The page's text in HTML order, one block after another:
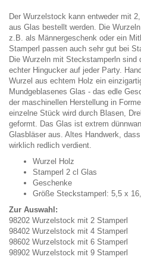
Der Wurzelstock kann entweder mit
aus Glas bestellt werden. Die
z.B. als Männergeschenk oder ein
Stamperl passen auch sehr gut bei
Die Wurzeln mit Steckstamperln sind
echter Hingucker auf jeder Party.
Wurzel aus echtem Holz ein
Mundgeblasenes Glas - das edle
der maschinellen Herstellung in
einzelne Stück wird durch Blasen,
geformt. Das Glas ist extrem
Glasbläser aus. Altes Handwerk,
wirklich redlich verdient.
Wurzel Holz
Stamperl 2 cl Glas
Geschenke
Größe Steckstamperl: 5,5 x
Zur Auswahl:
98202 Wurzelstock mit 2 Stamperl
98402 Wurzelstock mit 4 Stamperl
98602 Wurzelstock mit 6 Stamperl
98902 Wurzelstock mit 9 Stamperl